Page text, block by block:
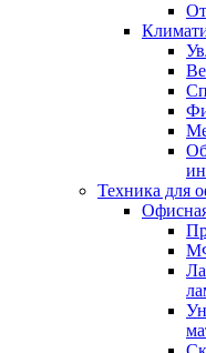
Техника для